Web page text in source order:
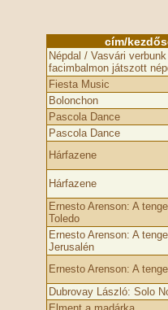
cím/
Népdal / Vasvári
facimbalmon játszott
Fiesta Music
Bolonchon
Pascola Dance
Pascola Dance
Hárfazene
Hárfazene
Ernesto Arenson: A
Toledo
Ernesto Arenson: A
Jerusalén
Ernesto Arenson: A
Dubrovay László: Solo